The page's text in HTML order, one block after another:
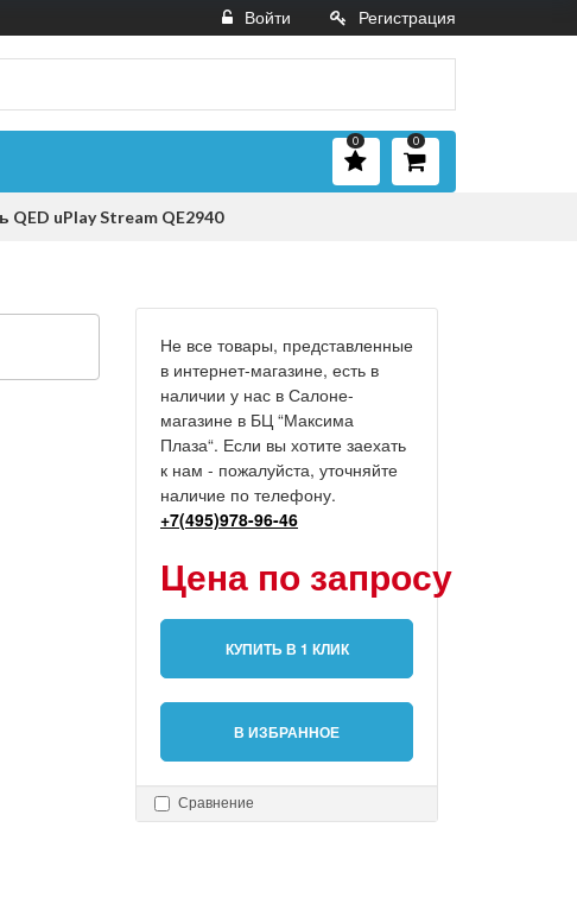
Войти Регистрация
0
0
uPlay Stream QE2940
Не все товары, представленные
в интернет-магазине, есть в
наличии у нас в Салоне-
магазине в БЦ “Максима
Плаза“. Если вы хотите заехать
к нам - пожалуйста, уточняйте
наличие по телефону.
+7(495)978-96-46
Цена по запросу
КУПИТЬ В 1 КЛИК
В ИЗБРАННОЕ
Сравнение